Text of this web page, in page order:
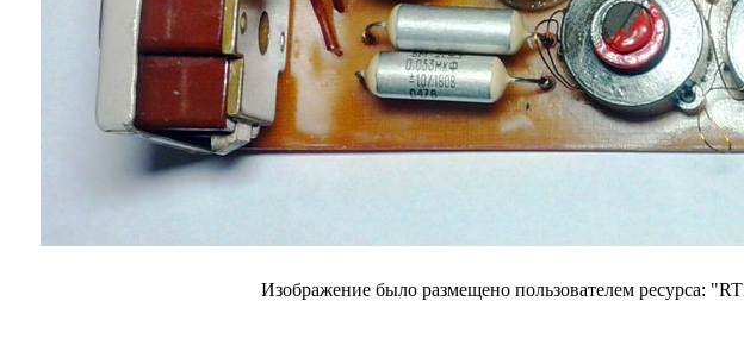
Изображение было размещено пользователем ресурса: